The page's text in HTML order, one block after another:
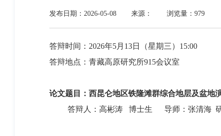
发布日期：2026-05-08 来源： 浏览量：979
答辩时间： 2026年5月13日（星期三）15:00
答辩地点：青藏高原研究所915会议室
论文题目： 西昆仑地区铁隆滩群综合地层及盆地
答辩人：高彬涛
博士生 导师：张清海